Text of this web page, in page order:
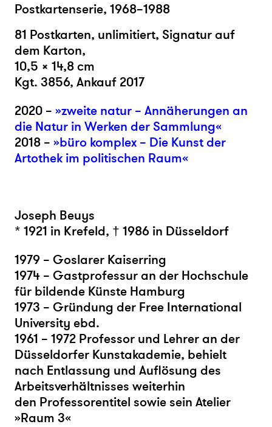
Postkartenserie, 1968–1988
81 Postkarten, unlimitiert, Signatur auf
dem Karton,
10,5 × 14,8 cm
Kgt. 3856, Ankauf 2017
2020 – »zweite natur – Annäherungen an
die Natur in Werken der Sammlung«
2018 – »büro komplex – Die Kunst der
Artothek im politischen Raum«
Joseph Beuys
* 1921 in Krefeld, † 1986 in Düsseldorf
1979 – Goslarer Kaiserring
1974 – Gastprofessur an der Hochschule
für bildende Künste Hamburg
1973 – Gründung der Free International
University ebd.
1961 – 1972 Professor und Lehrer an der
Düsseldorfer Kunstakademie, behielt
nach Entlassung und Auflösung des
Arbeitsverhältnisses weiterhin
den Professorentitel sowie sein Atelier
»Raum 3«